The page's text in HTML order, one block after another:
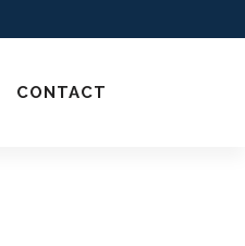
CONTACT